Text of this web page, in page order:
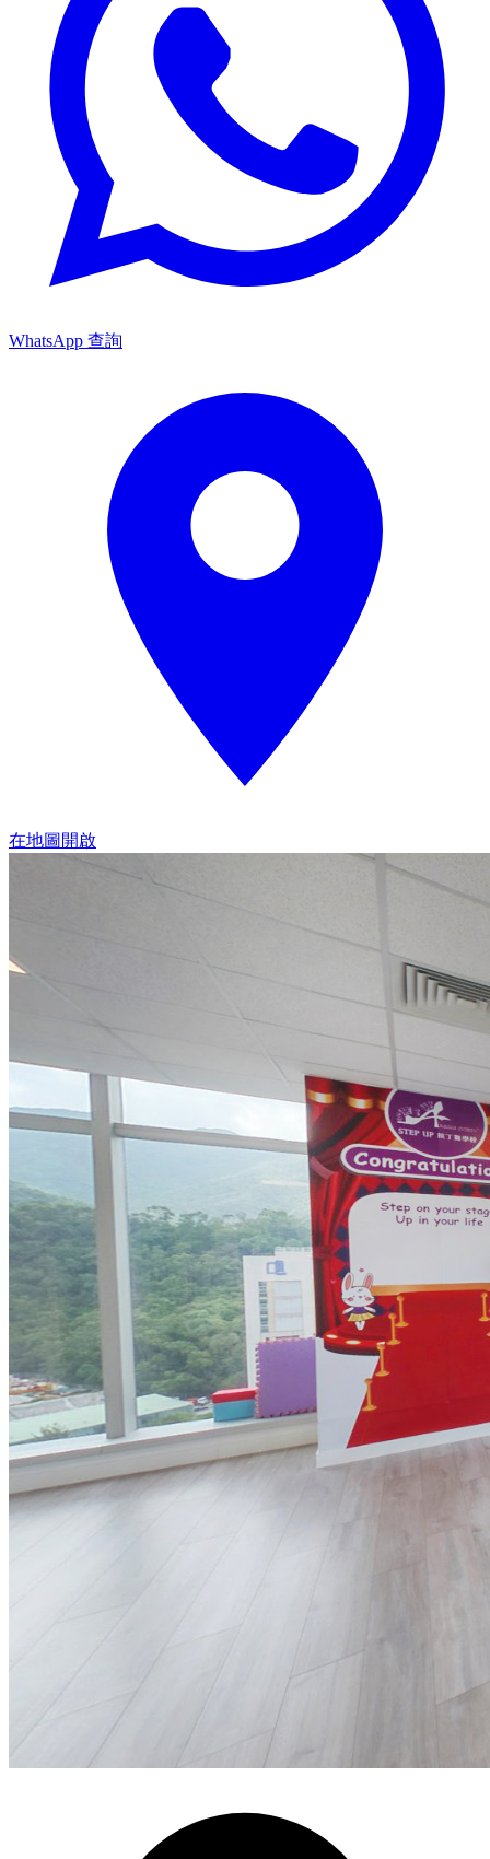
WhatsApp 查詢
在地圖開啟